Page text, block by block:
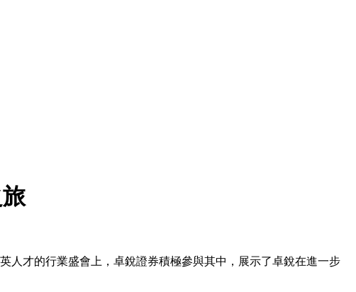
才的行業盛會上，卓銳證券積極參與其中，展示了卓銳在進一步